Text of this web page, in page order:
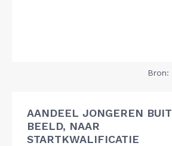
Bron:
AANDEEL JONGEREN
BEELD, NAAR
STARTKWALIFICATIE